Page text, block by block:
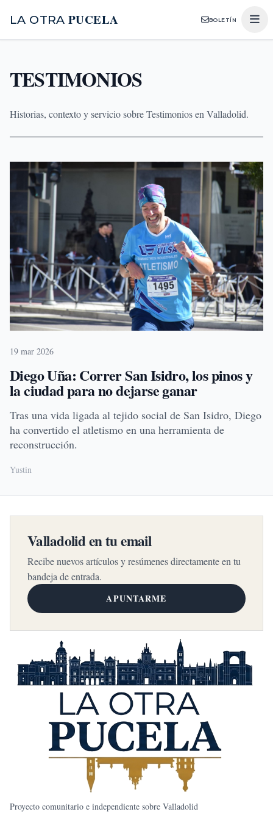
LA OTRA PUCELA BOLETÍN
TESTIMONIOS
Historias, contexto y servicio sobre Testimonios en Valladolid.
19 mar 2026
Diego Uña: Correr San Isidro, los pinos y
la ciudad para no dejarse ganar
Tras una vida ligada al tejido social de San Isidro, Diego
ha convertido el atletismo en una herramienta de
reconstrucción.
Yustin
Valladolid en tu email
Recibe nuevos artículos y resúmenes directamente en tu
bandeja de entrada.
APUNTARME
Proyecto comunitario e independiente sobre Valladolid